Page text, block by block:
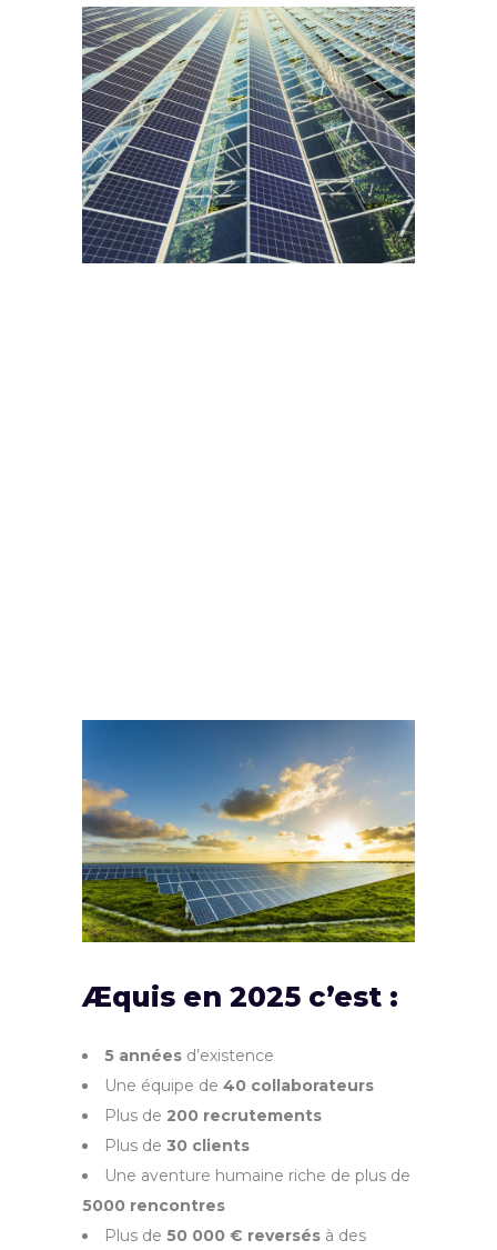
Æquis en 2025 c’est :
5 années d’existence
Une équipe de 40 collaborateurs
Plus de 200 recrutements
Plus de 30 clients
Une aventure humaine riche de plus de
5000 rencontres
Plus de 50 000 € reversés à des